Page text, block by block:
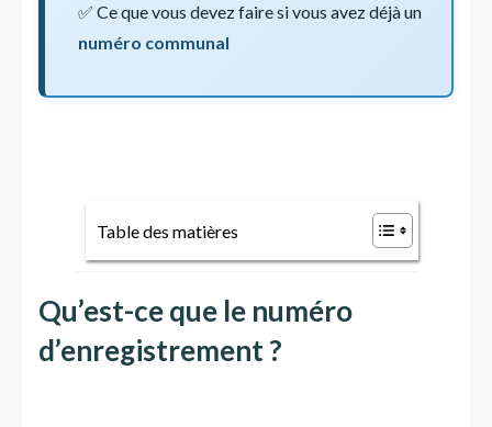
✅ Ce que vous devez faire si vous avez déjà un
numéro communal
Table des matières
Qu’est-ce que le numéro
d’enregistrement ?